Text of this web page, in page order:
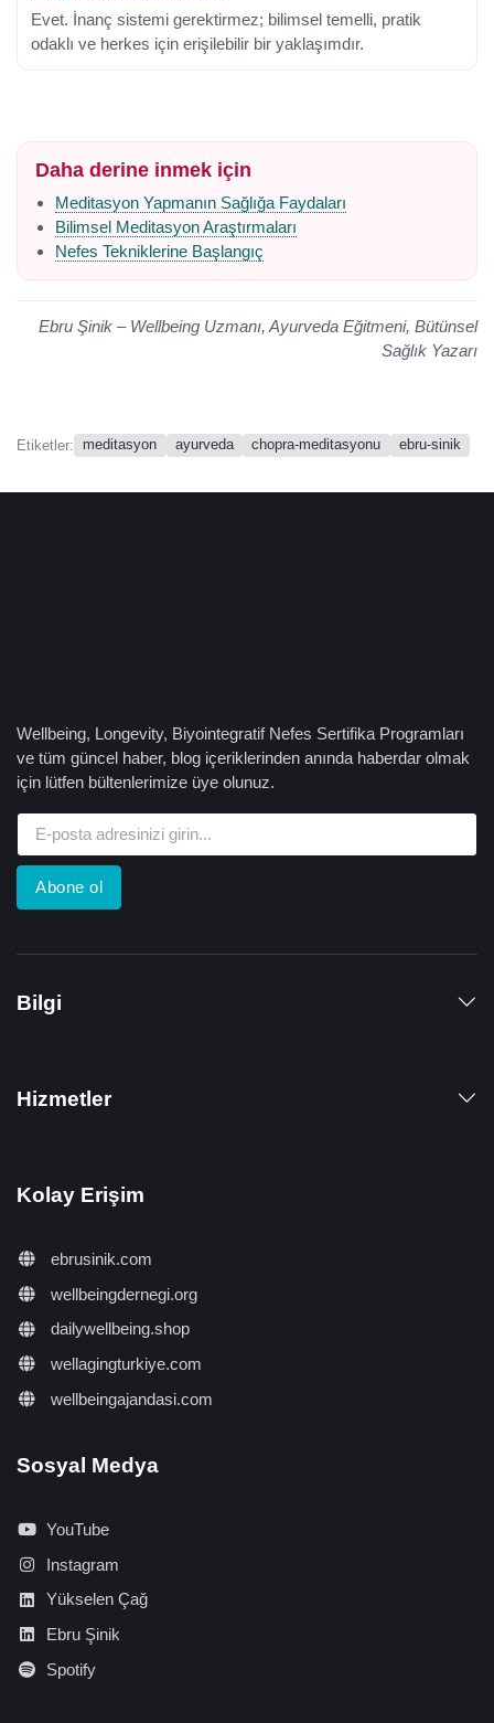
Evet. İnanç sistemi gerektirmez; bilimsel temelli, pratik
odaklı ve herkes için erişilebilir bir yaklaşımdır.
Daha derine inmek için
Meditasyon Yapmanın Sağlığa Faydaları
Bilimsel Meditasyon Araştırmaları
Nefes Tekniklerine Başlangıç
Ebru Şinik – Wellbeing Uzmanı, Ayurveda Eğitmeni, Bütünsel
Sağlık Yazarı
Etiketler: meditasyon ayurveda chopra-meditasyonu ebru-sinik
Wellbeing, Longevity, Biyointegratif Nefes Sertifika Programları
ve tüm güncel haber, blog içeriklerinden anında haberdar olmak
için lütfen bültenlerimize üye olunuz.
Abone ol
Bilgi
Hizmetler
Kolay Erişim
ebrusinik.com
wellbeingdernegi.org
dailywellbeing.shop
wellagingturkiye.com
wellbeingajandasi.com
Sosyal Medya
YouTube
Instagram
Yükselen Çağ
Ebru Şinik
Spotify